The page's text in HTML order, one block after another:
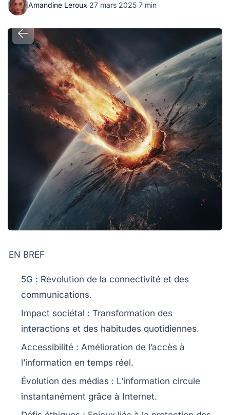
Amandine Leroux·27 mars 2025·7 min
EN BREF
5G : Révolution de la connectivité et des
communications.
Impact sociétal : Transformation des
interactions et des habitudes quotidiennes.
Accessibilité : Amélioration de l’accès à
l’information en temps réel.
Évolution des médias : L’information circule
instantanément grâce à Internet.